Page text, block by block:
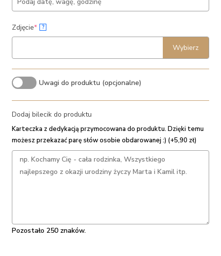
Zdjęcie*(required)
?
Wybierz
Uwagi do produktu (opcjonalne)
Dodaj bilecik do produktu
Karteczka z dedykacją przymocowana do produktu. Dzięki temu
możesz przekazać parę słów osobie obdarowanej :) (+5,90 zł)
Pozostało 250 znaków.